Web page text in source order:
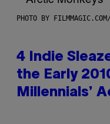
PHOTO BY
4 Indie
the Early
Millennials’